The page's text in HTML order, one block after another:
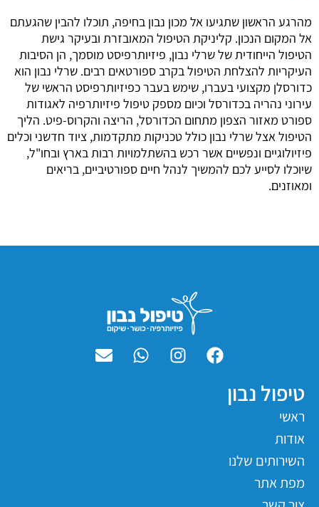
מהרגע הראשון שתגיעו אל מכון נבון בחיפה, תוכלו להבין שהגעתם
אל המקום הנכון. קליניקת הטיפול המאובזרת ובעיקר גישת
הטיפול הייחודית של שרלי נבון, פיזיותרפיסט מוסמך, הן הסיבות
העיקריות להצלחת הטיפול בקרב ספורטאים רבים. שרלי נבון הוא
כדורסלן מקצועי בעברו, שימש בעבר כפיזיותרפיסט הראשי של
עירוני נהריה בכדורסל וכיום מספק טיפול פיזיותרפיה לאגודות
ספורט מאזור הצפון מתחום הכדורסל, הריצה והקרוס-פיט. הליך
הטיפול אצל שרלי נבון כולל טכניקות מתקדמות, ציוד חדשני וכלים
פיזיולוגיים ונפשיים אשר רכש בהשתלמויות רבות בארץ ובחו"ל,
שיוכלו לסייע לכם להמשיך לנהל חיים ספורטיביים, בריאים
ומאוזנים.
טיפול נבון
ראשי
אודות
השירותים שלנו
מפת אתר